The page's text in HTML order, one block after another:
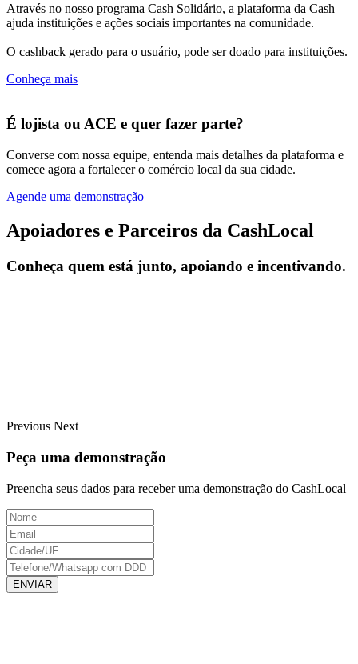
Através no nosso programa Cash Solidário, a plataforma da Cash
ajuda instituições e ações sociais importantes na comunidade.
O cashback gerado para o usuário, pode ser doado para instituições.
Conheça mais
É lojista ou ACE e quer fazer parte?
Converse com nossa equipe, entenda mais detalhes da plataforma e
comece agora a fortalecer o comércio local da sua cidade.
Agende uma demonstração
Apoiadores e Parceiros da CashLocal
Conheça quem está junto, apoiando e incentivando.
Previous Next
Peça uma demonstração
Preencha seus dados para receber uma demonstração do CashLocal
ENVIAR